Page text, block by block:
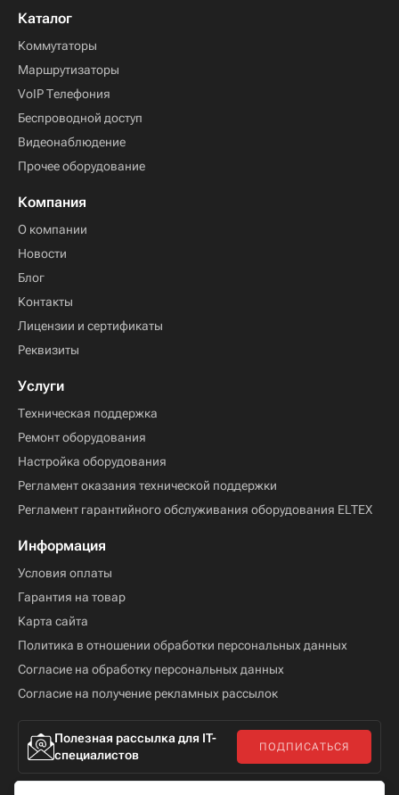
Каталог
Коммутаторы
Маршрутизаторы
VoIP Телефония
Беспроводной доступ
Видеонаблюдение
Прочее оборудование
Компания
О компании
Новости
Блог
Контакты
Лицензии и сертификаты
Реквизиты
Услуги
Техническая поддержка
Ремонт оборудования
Настройка оборудования
Регламент оказания технической поддержки
Регламент гарантийного обслуживания оборудования ELTEX
Информация
Условия оплаты
Гарантия на товар
Карта сайта
Политика в отношении обработки персональных данных
Согласие на обработку персональных данных
Согласие на получение рекламных рассылок
Полезная рассылка для IT-
специалистов
ПОДПИСАТЬСЯ